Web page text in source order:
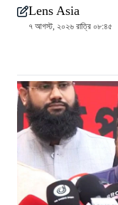
Lens Asia
৭ আগস্ট, ২০২৬ রাত্রি ০৮:৪৫